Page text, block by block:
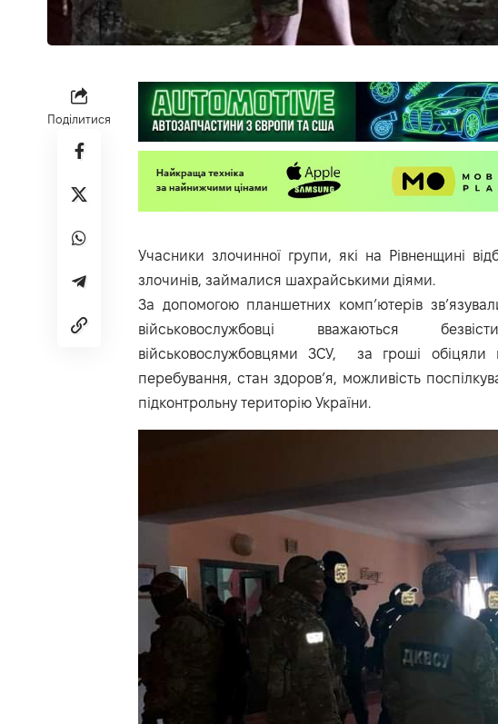
Поділитися
Учасники злочинної групи, які на Рівненщині
злочинів, займалися шахрайськими діями.
За допомогою планшетних комп’ютерів
військовослужбовці вважаються
військовослужбовцями ЗСУ, за гроші обіцяли
перебування, стан здоров’я, можливість
підконтрольну територію України.